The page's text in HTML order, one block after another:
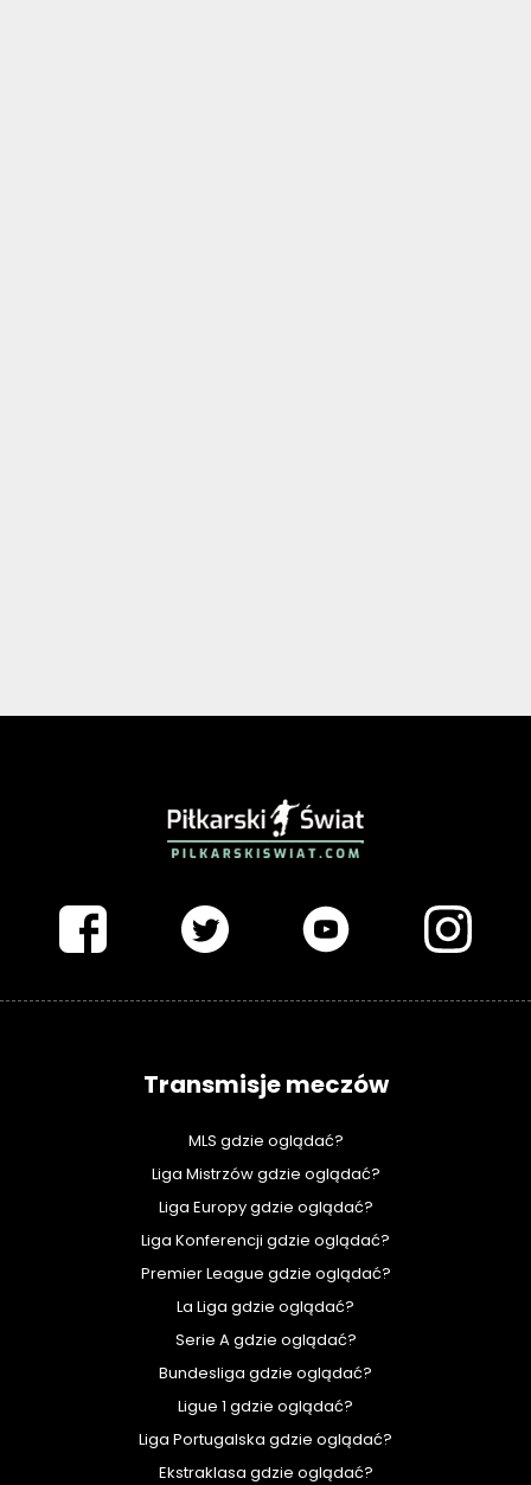
Transmisje meczów
MLS gdzie oglądać?
Liga Mistrzów gdzie oglądać?
Liga Europy gdzie oglądać?
Liga Konferencji gdzie oglądać?
Premier League gdzie oglądać?
La Liga gdzie oglądać?
Serie A gdzie oglądać?
Bundesliga gdzie oglądać?
Ligue 1 gdzie oglądać?
Liga Portugalska gdzie oglądać?
Ekstraklasa gdzie oglądać?